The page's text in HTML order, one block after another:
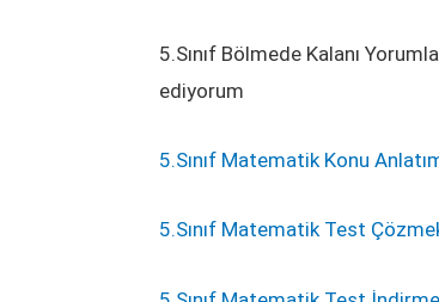
5.Sınıf Bölmede Kalanı
ediyorum
5.Sınıf Matematik Konu
5.Sınıf Matematik Test